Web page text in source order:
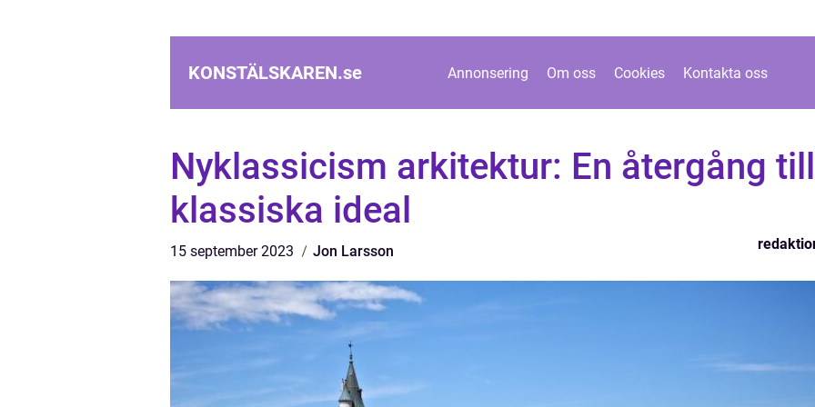
KONSTÄLSKAREN.se Annonsering Om oss Cookies Kontakta oss
Nyklassicism arkitektur: En återgång till
klassiska ideal
15 september 2023 Jon Larsson